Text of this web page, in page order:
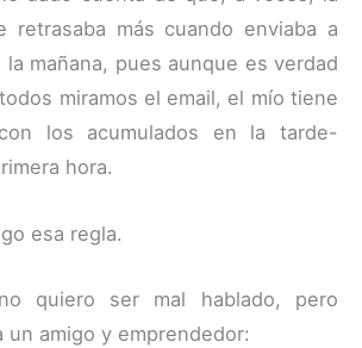
retrasaba más cuando enviaba a
la mañana, pues aunque es verdad
miramos el email, el mío tiene
los acumulados en la tarde-
hora.
esa regla.
quiero ser mal hablado, pero
un amigo y emprendedor: